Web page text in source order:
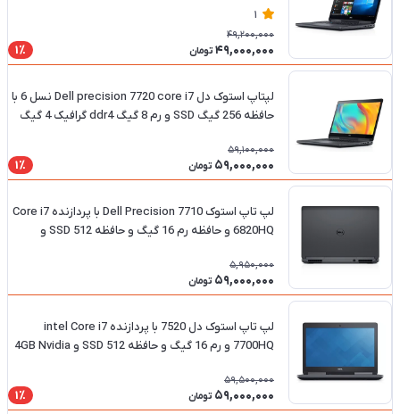
اینتل زنون با رم 8 گیگ و حافظه 256 گیگ SSD
1
49,200,000
49,000,000 تومان 1٪
لپتاپ استوک دل Dell precision 7720 core i7 نسل 6 با
حافظه 256 گیگ SSD و رم 8 گیگ ddr4 گرافیک 4 گیگ
59,100,000
59,000,000 تومان 1٪
لپ تاپ استوک Dell Precision 7710 با پردازنده Core i7
6820HQ و حافظه رم 16 گیگ و حافظه 512 SSD و
5,950,000
59,000,000 تومان
لپ تاپ استوک دل 7520 با پردازنده intel Core i7
7700HQ و رم 16 گیگ و حافظه 512 SSD و 4GB Nvidia
59,500,000
59,000,000 تومان 1٪